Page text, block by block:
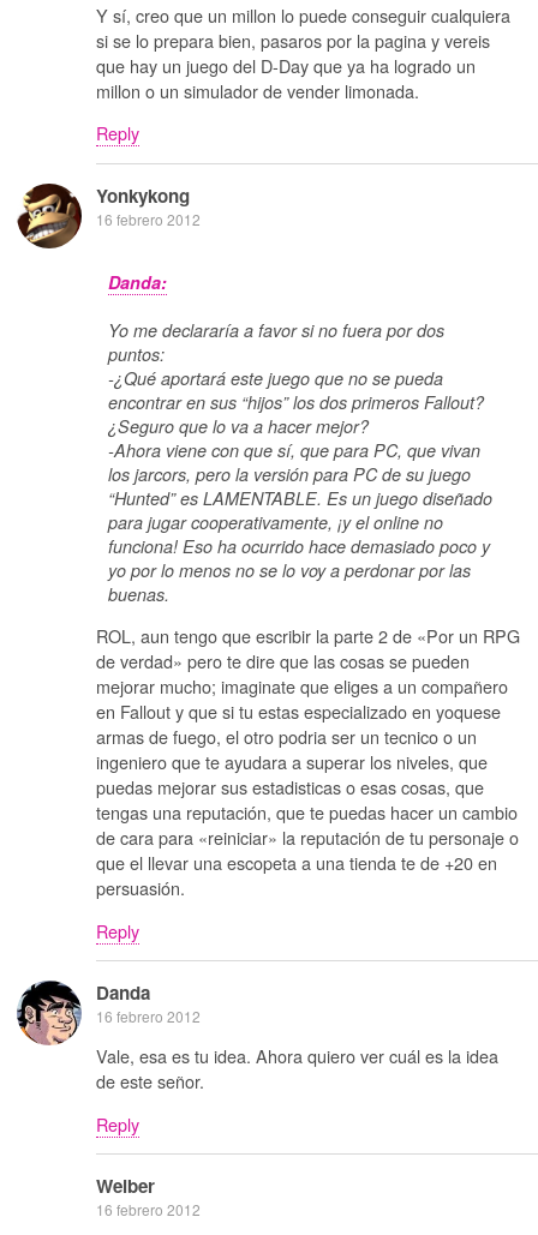
Y sí, creo que un millon lo puede conseguir cualquiera
si se lo prepara bien, pasaros por la pagina y vereis
que hay un juego del D-Day que ya ha logrado un
millon o un simulador de vender limonada.
Reply
Yonkykong
16 febrero 2012
Danda:
Yo me declararía a favor si no fuera por dos
puntos:
-¿Qué aportará este juego que no se pueda
encontrar en sus “hijos” los dos primeros Fallout?
¿Seguro que lo va a hacer mejor?
-Ahora viene con que sí, que para PC, que vivan
los jarcors, pero la versión para PC de su juego
“Hunted” es LAMENTABLE. Es un juego diseñado
para jugar cooperativamente, ¡y el online no
funciona! Eso ha ocurrido hace demasiado poco y
yo por lo menos no se lo voy a perdonar por las
buenas.
ROL, aun tengo que escribir la parte 2 de «Por un RPG
de verdad» pero te dire que las cosas se pueden
mejorar mucho; imaginate que eliges a un compañero
en Fallout y que si tu estas especializado en yoquese
armas de fuego, el otro podria ser un tecnico o un
ingeniero que te ayudara a superar los niveles, que
puedas mejorar sus estadisticas o esas cosas, que
tengas una reputación, que te puedas hacer un cambio
de cara para «reiniciar» la reputación de tu personaje o
que el llevar una escopeta a una tienda te de +20 en
persuasión.
Reply
Danda
16 febrero 2012
Vale, esa es tu idea. Ahora quiero ver cuál es la idea
de este señor.
Reply
Weiber
16 febrero 2012